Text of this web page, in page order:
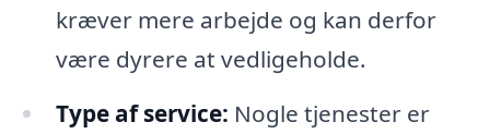
kræver mere arbejde og kan derfor
være dyrere at vedligeholde.
Type af service: Nogle tjenester er